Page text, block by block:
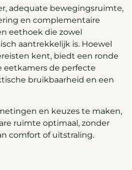
adequate bewegingsruimte,
en complementaire
eethoek die zowel
aantrekkelijk is. Hoewel
kent, biedt een ronde
eetkamers de perfecte
bruikbaarheid en een
en keuzes te maken,
ruimte optimaal, zonder
comfort of uitstraling.